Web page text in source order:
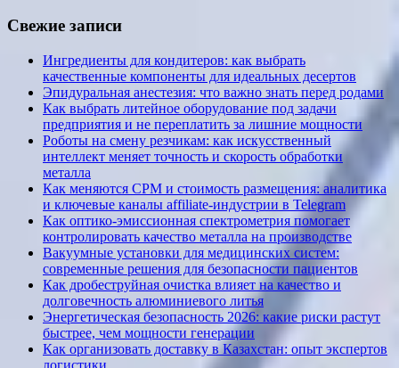
Свежие записи
Ингредиенты для кондитеров: как выбрать
качественные компоненты для идеальных десертов
Эпидуральная анестезия: что важно знать перед родами
Как выбрать литейное оборудование под задачи
предприятия и не переплатить за лишние мощности
Роботы на смену резчикам: как искусственный
интеллект меняет точность и скорость обработки
металла
Как меняются CPM и стоимость размещения: аналитика
и ключевые каналы affiliate-индустрии в Telegram
Как оптико-эмиссионная спектрометрия помогает
контролировать качество металла на производстве
Вакуумные установки для медицинских систем:
современные решения для безопасности пациентов
Как дробеструйная очистка влияет на качество и
долговечность алюминиевого литья
Энергетическая безопасность 2026: какие риски растут
быстрее, чем мощности генерации
Как организовать доставку в Казахстан: опыт экспертов
логистики